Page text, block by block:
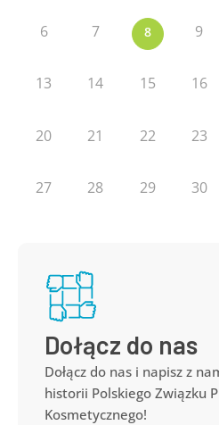
6 7 8 9
13 14 15 16
20 21 22 23
27 28 29 30
Dołącz do nas
Dołącz do nas i napisz z
historii Polskiego Związku
Kosmetycznego!